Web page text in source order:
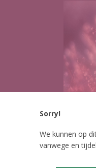
Sorry!
We ​kunnen op
vanwege ​en